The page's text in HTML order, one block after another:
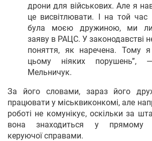
дрони для військових. Але я
це висвітлювати. І на той
була моєю дружиною, ми
заяву в РАЦС. У законодавстві
поняття, як наречена. Тому
цьому ніяких порушень”,
Мельничук.
За його словами, зараз його
працювати у міськвиконкомі, але
роботі не комунікує, оскільки за
вона знаходиться у прямому
керуючої справами.